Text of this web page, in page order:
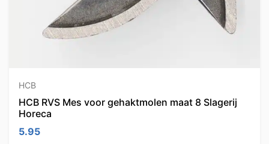
HCB
HCB RVS Mes voor gehaktmolen maat 8 Slagerij
Horeca
5.95